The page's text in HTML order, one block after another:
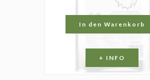
In den Warenkorb
+ INFO